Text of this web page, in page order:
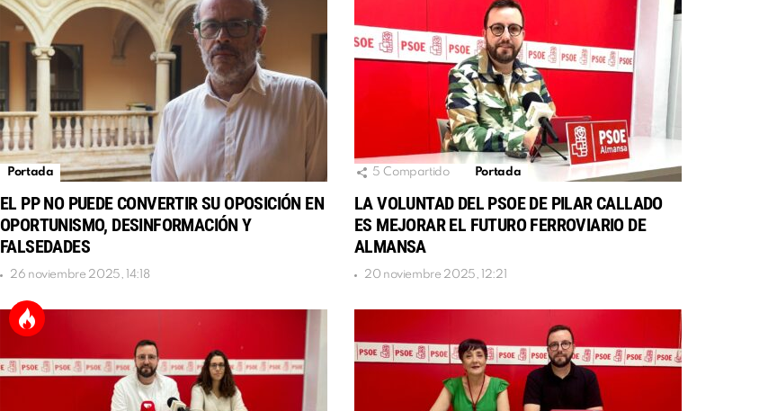
Portada
EL PP NO PUEDE CONVERTIR SU OPOSICIÓN EN
OPORTUNISMO, DESINFORMACIÓN Y
FALSEDADES
26 noviembre 2025, 14:18
5 Compartido Portada
LA VOLUNTAD DEL PSOE DE PILAR CALLADO
ES MEJORAR EL FUTURO FERROVIARIO DE
ALMANSA
20 noviembre 2025, 12:21